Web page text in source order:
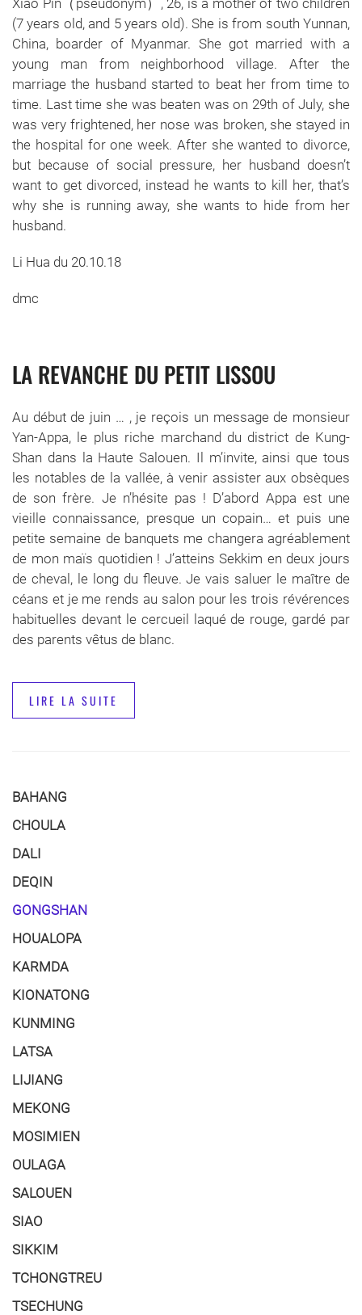
(7 years old, and 5 years old). She is from south Yunnan,
China, boarder of Myanmar. She got married with a
young man from neighborhood village. After the
marriage the husband started to beat her from time to
time. Last time she was beaten was on 29th of July, she
was very frightened, her nose was broken, she stayed in
the hospital for one week. After she wanted to divorce,
but because of social pressure, her husband doesn’t
want to get divorced, instead he wants to kill her, that’s
why she is running away, she wants to hide from her
husband.
Li Hua du 20.10.18
dmc
LA REVANCHE DU PETIT LISSOU
Au début de juin … , je reçois un message de monsieur
Yan-Appa, le plus riche marchand du district de Kung-
Shan dans la Haute Salouen. Il m’invite, ainsi que tous
les notables de la vallée, à venir assister aux obsèques
de son frère. Je n’hésite pas ! D’abord Appa est une
vieille connaissance, presque un copain… et puis une
petite semaine de banquets me changera agréablement
de mon maïs quotidien ! J’atteins Sekkim en deux jours
de cheval, le long du fleuve. Je vais saluer le maître de
céans et je me rends au salon pour les trois révérences
habituelles devant le cercueil laqué de rouge, gardé par
des parents vêtus de blanc.
LIRE LA SUITE
BAHANG
CHOULA
DALI
DEQIN
GONGSHAN
HOUALOPA
KARMDA
KIONATONG
KUNMING
LATSA
LIJIANG
MEKONG
MOSIMIEN
OULAGA
SALOUEN
SIAO
SIKKIM
TCHONGTREU
TSECHUNG